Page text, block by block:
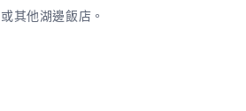
其他湖邊飯店。